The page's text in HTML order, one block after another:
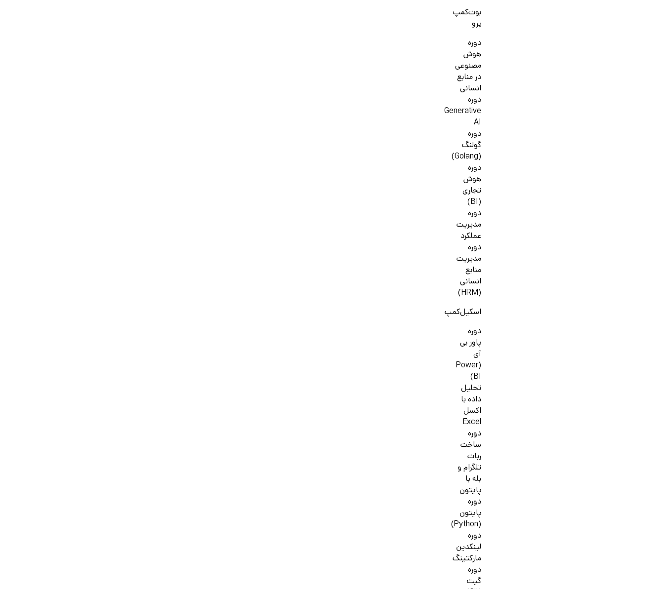
بوت‌کمپ
پرو
دوره
هوش
مصنوعی
در منابع
انسانی
دوره
Generative
AI
دوره
گولنگ
(Golang)
دوره
هوش
تجاری
(BI)
دوره
مدیریت
عملکرد
دوره
مدیریت
منابع
انسانی
(HRM)
اسکیل‌کمپ
دوره
پاور بی
آی
(Power
BI)
تحلیل
داده با
اکسل
Excel
دوره
ساخت
ربات
تلگرام و
بله با
پایتون
دوره
پایتون
(Python)
دوره
لینکدین
مارکتینگ
دوره
گیت